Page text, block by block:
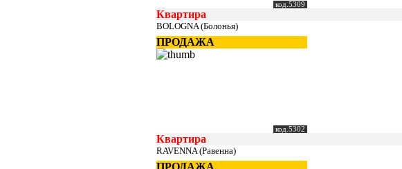
код.5309
Квартира
BOLOGNA (Болонья)
ПРОДАЖА
код.5302
Квартира
RAVENNA (Равенна)
ПРОДАЖА